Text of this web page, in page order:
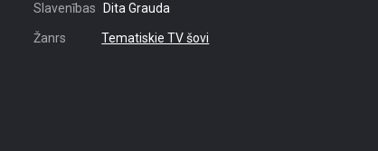
Slavenības Dita Grauda
Žanrs Tematiskie TV šovi